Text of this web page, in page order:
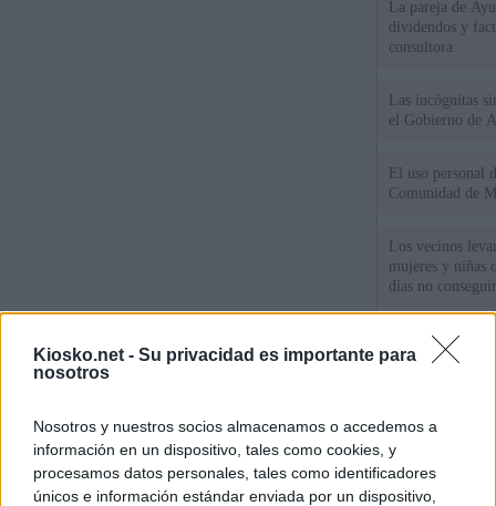
Kiosko.net - Su privacidad es importante para
nosotros
Nosotros y nuestros socios almacenamos o accedemos a
información en un dispositivo, tales como cookies, y
procesamos datos personales, tales como identificadores
únicos e información estándar enviada por un dispositivo,
La pareja de
dividendos y
consultora
Las incógnitas
el Gobierno de
El uso personal
Comunidad de
Los vecinos
mujeres y niñas
días no
La protección
de fronteras
mientras llama a
para Italia con